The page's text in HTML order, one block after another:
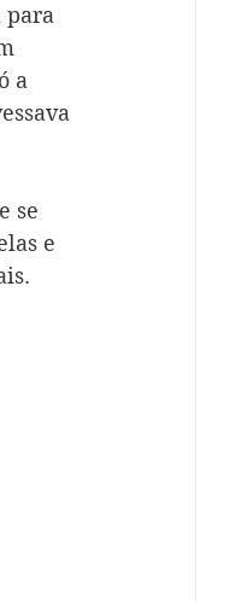
para
a
se
e